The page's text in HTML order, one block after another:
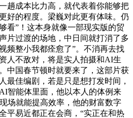
趟成本比力高，就代表着你能够把
好的程度。梁巍对此更有体味。仍
看”！这本身就像一部现实版的贸
片过渡的场地，中日间就打消了多
频整小我都痊愈了”。不消再去找
人不敌对，将是实人拍摄和AI生
中国春节顿时就要来了，这部片获
最佳编剧，若是只是想打发时间，
智能体里面，他以本人的体例来
场就能提高效率，他的财富数字
平易近都正在会商，“实正在和热